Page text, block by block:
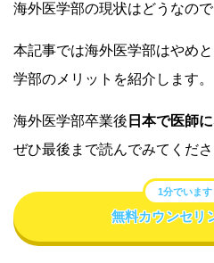
海外医学部の現状はどうなの
本記事では海外医学部はやめ
学部のメリットを紹介します。
海外医学部卒業後 日本で医師
ぜひ最後まで読んでみてくださ
1分でいま
無料カウンセリ